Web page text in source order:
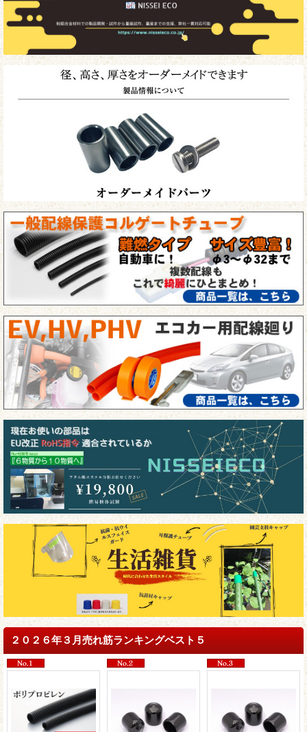
２０２６年３月売れ筋ランキングベスト５